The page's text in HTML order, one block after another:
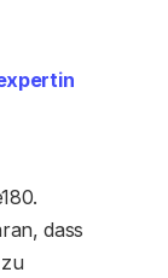
dass